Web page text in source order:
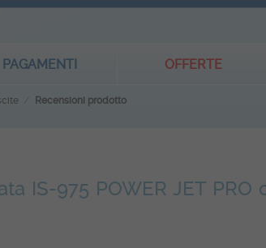
PAGAMENTI OFFERTE
Recensioni prodotto
IS-975 POWER JET PRO